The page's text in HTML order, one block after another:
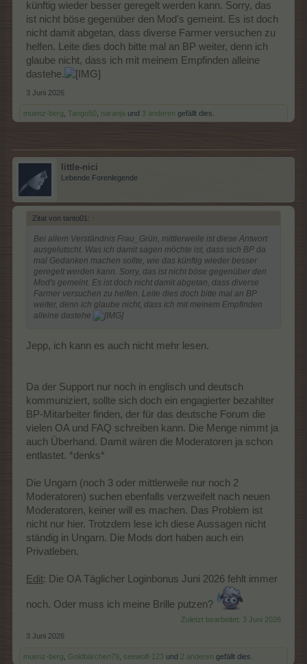
künftig wieder besser geregelt werden kann. Sorry, das
ist nicht böse gegenüber den Mod's gemeint. Es ist doch
nicht damit abgetan, dass diverse Farmer versuchen zu
helfen. Leite dies doch bitte mal an BP weiter, denn ich
glaube nicht, dass ich mit meinem Empfinden alleine
dastehe.
3 Juni 2026
muenz-berg Tango50 naranja und 3 anderen gefällt dies.
little-nici
Lebende Forenlegende
Zitat von tanto01: ↑
Bei allem Verständnis Frau_Grün, mittlerweile ist diese Antwort
ausgelutscht. Was ich damit sagen möchte ist, dass sich BP da
mal Gedanken machen sollte, wie das künftig wieder besser
geregelt werden kann. Sorry, das ist nicht böse gegenüber den
Mod's gemeint. Es ist doch nicht damit abgetan, dass diverse
Farmer versuchen zu helfen. Leite dies doch bitte mal an BP
weiter, denn ich glaube nicht, dass ich mit meinem Empfinden
alleine dastehe.
Jepp, ich kann es auch nicht mehr lesen.
Da der Support nur noch in englisch und deutsch
kommuniziert, sollte sich doch ein engagierter bezahlter
BP-Mitarbeiter finden, der für das deutsche Forum die
vielen OA und FAQ schreiben kann. Die Menge nimmt ja
auch Überhand. Damit wären die Moderatoren ja schon
entlastet. *denks*
Die Ungarn (noch 3 oder mittlerweile nur noch 2
Moderatoren) suchen ebenfalls verzweifelt nach neuen
Moderatoren, keiner will es machen. Das Problem ist
nicht nur hier. Trotzdem lese ich diese Aussagen nicht
ständig in Ungarn. Die Mods dort haben auch ein
Privatleben.
Edit: Die OA Täglicher Loginbonus Juni 2026 fehlt immer
noch. Oder muss ich meine Brille putzen?
Zuletzt bearbeitet: 3 Juni 2026
3 Juni 2026
muenz-berg Goldbärchen79 seewolf-123 und 2 anderen gefällt dies.